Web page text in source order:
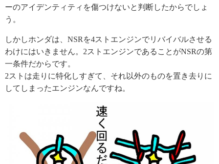
ーのアイデンティティを傷つけないと判断したからでしょ
う。
しかしホンダは、NSRを4ストエンジンでリバイバルさせる
わけにはいきません。2ストエンジンであることがNSRの第
一条件だからです。
2ストは走りに特化しすぎて、それ以外のものを置き去りに
してしまったエンジンなんですね。